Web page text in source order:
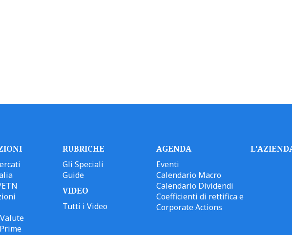
RUBRICHE
Gli Speciali
Guide
VIDEO
Tutti i Video
AGENDA
Eventi
Calendario Macro
Calendario Dividendi
Coefficienti di rettifica e
Corporate Actions